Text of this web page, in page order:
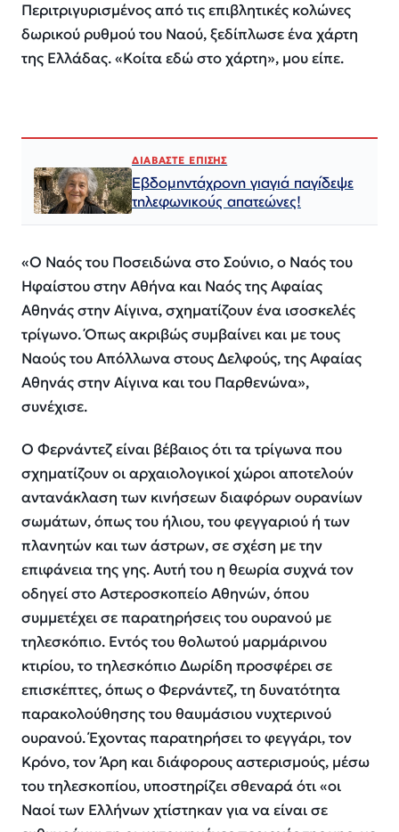
Περιτριγυρισμένος από τις επιβλητικές κολώνες
δωρικού ρυθμού του Ναού, ξεδίπλωσε ένα χάρτη
της Ελλάδας. «Κοίτα εδώ στο χάρτη», μου είπε.
ΔΙΑΒΑΣΤΕ ΕΠΙΣΗΣ
Εβδομηντάχρονη γιαγιά παγίδεψε
τηλεφωνικούς απατεώνες!
«Ο Ναός του Ποσειδώνα στο Σούνιο, ο Ναός του
Ηφαίστου στην Αθήνα και Ναός της Αφαίας
Αθηνάς στην Αίγινα, σχηματίζουν ένα ισοσκελές
τρίγωνο. Όπως ακριβώς συμβαίνει και με τους
Ναούς του Απόλλωνα στους Δελφούς, της Αφαίας
Αθηνάς στην Αίγινα και του Παρθενώνα»,
συνέχισε.
Ο Φερνάντεζ είναι βέβαιος ότι τα τρίγωνα που
σχηματίζουν οι αρχαιολογικοί χώροι αποτελούν
αντανάκλαση των κινήσεων διαφόρων ουρανίων
σωμάτων, όπως του ήλιου, του φεγγαριού ή των
πλανητών και των άστρων, σε σχέση με την
επιφάνεια της γης. Αυτή του η θεωρία συχνά τον
οδηγεί στο Αστεροσκοπείο Αθηνών, όπου
συμμετέχει σε παρατηρήσεις του ουρανού με
τηλεσκόπιο. Εντός του θολωτού μαρμάρινου
κτιρίου, το τηλεσκόπιο Δωρίδη προσφέρει σε
επισκέπτες, όπως ο Φερνάντεζ, τη δυνατότητα
παρακολούθησης του θαυμάσιου νυχτερινού
ουρανού. Έχοντας παρατηρήσει το φεγγάρι, τον
Κρόνο, τον Άρη και διάφορους αστερισμούς, μέσω
του τηλεσκοπίου, υποστηρίζει σθεναρά ότι «οι
Ναοί των Ελλήνων χτίστηκαν για να είναι σε